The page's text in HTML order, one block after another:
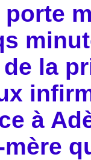
porte
de la
à